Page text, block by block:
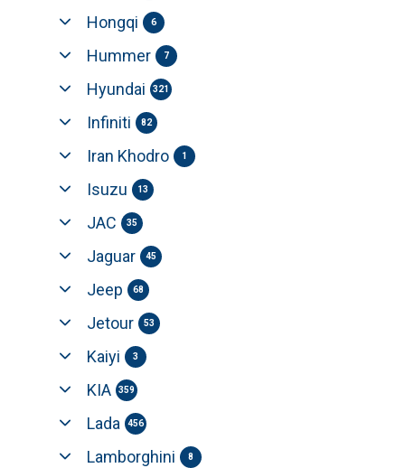
Hongqi 6
Hummer 7
Hyundai 321
Infiniti 82
Iran Khodro 1
Isuzu 13
JAC 35
Jaguar 45
Jeep 68
Jetour 53
Kaiyi 3
KIA 359
Lada 456
Lamborghini 8